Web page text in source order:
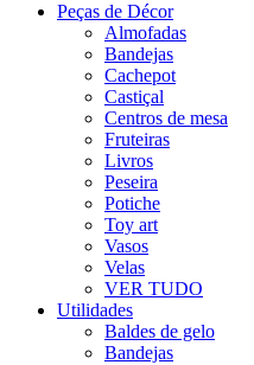
Peças de Décor
Almofadas
Bandejas
Cachepot
Castiçal
Centros de mesa
Fruteiras
Livros
Peseira
Potiche
Toy art
Vasos
Velas
VER TUDO
Utilidades
Baldes de gelo
Bandejas